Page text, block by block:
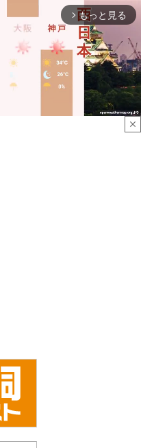
わふわ♪【ホロラ
歌って踊ってみた
Noel】
close
arrow_forward_ios もっと見る